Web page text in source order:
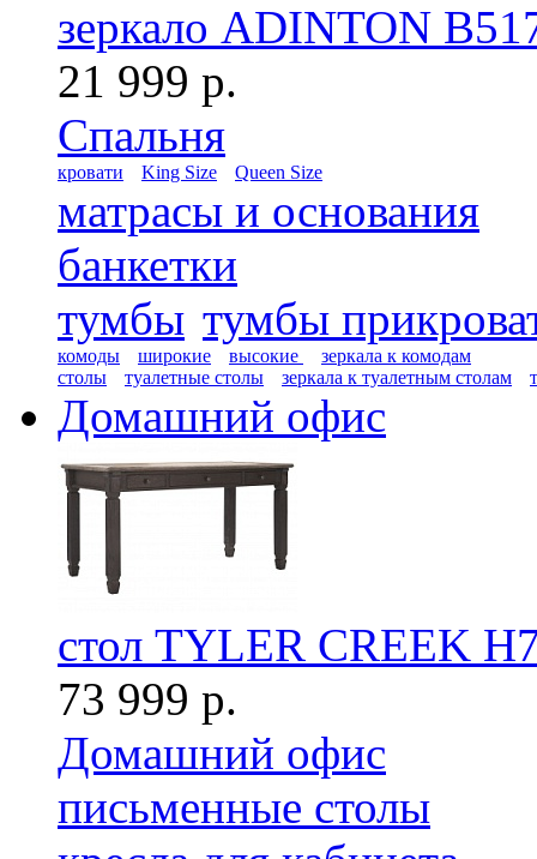
зеркало ADINTON
21 999 р.
Спальня
кровати King Size Queen Size
матрасы и основания
банкетки
тумбы тумбы
комоды широкие высокие
зеркала к комодам
столы
туалетные столы зеркала к туалетным столам
Домашний офис
стол TYLER CREEK
73 999 р.
Домашний офис
письменные столы